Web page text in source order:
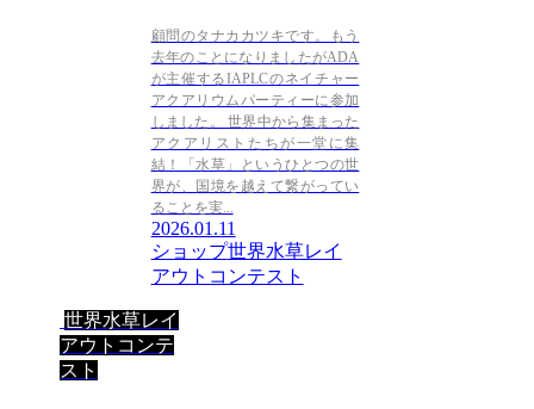
顧問のタナカカツキです。もう
去年のことになりましたがADA
が主催するIAPLCのネイチャー
アクアリウムパーティーに参加
しました。 世界中から集まった
アクアリストたちが一堂に集
結！「水草」というひとつの世
界が、国境を越えて繋がってい
ることを実...
2026.01.11
ショップ世界水草レイ
アウトコンテスト
世界水草レイ
アウトコンテ
スト